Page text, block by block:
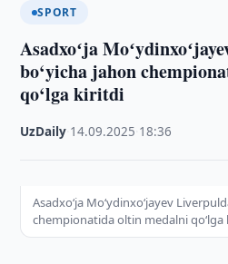
SPORT
Asadxoʻja
bo‘yicha jahon
qo‘lga kiritdi
UzDaily 14.09.2025 18:36
Asadxoʻja Moʻydinxoʻjayev
chempionatida oltin medalni